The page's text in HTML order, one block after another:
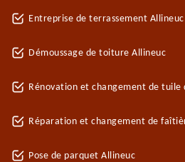
Entreprise de terrassement Allineuc
Démoussage de toiture Allineuc
Rénovation et changement de tuile
Réparation et changement de
Pose de parquet Allineuc